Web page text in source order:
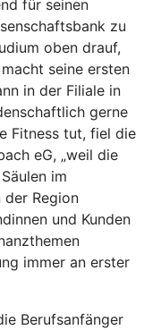
für seinen
zu
oben drauf,
seine ersten
in der Filiale in
gerne
Fitness tut, fiel die
eG, „weil die
im
der Region
und Kunden
immer an erster
Berufsanfänger